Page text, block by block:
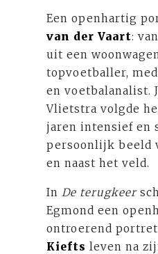
Een openhartig
van der Vaart:
uit een
topvoetballer,
en voetbalanalist.
Vlietstra volgde
jaren intensief en
persoonlijk beeld
en naast het veld.
In De terugkeer
Egmond een
ontroerend
Kiefts leven na